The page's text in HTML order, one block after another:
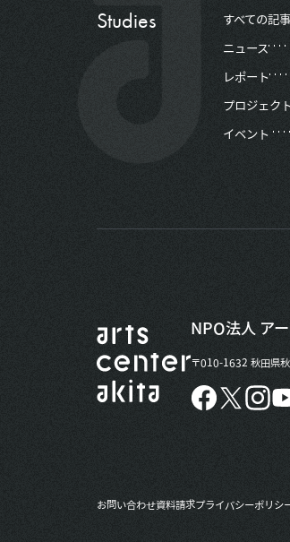
Studies すべての記事
ニュース
レポート
プロジェク
イベント
NPO法人 ア
〒010-1632 秋田県
お問い合わせ資料請求プライバシーポリシ